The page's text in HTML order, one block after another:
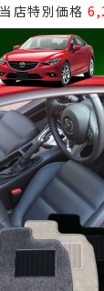
特別価格